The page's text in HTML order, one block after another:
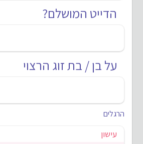
הדייט המושלם?
על בן / בת זוג הרצוי
הרגלים
עישון